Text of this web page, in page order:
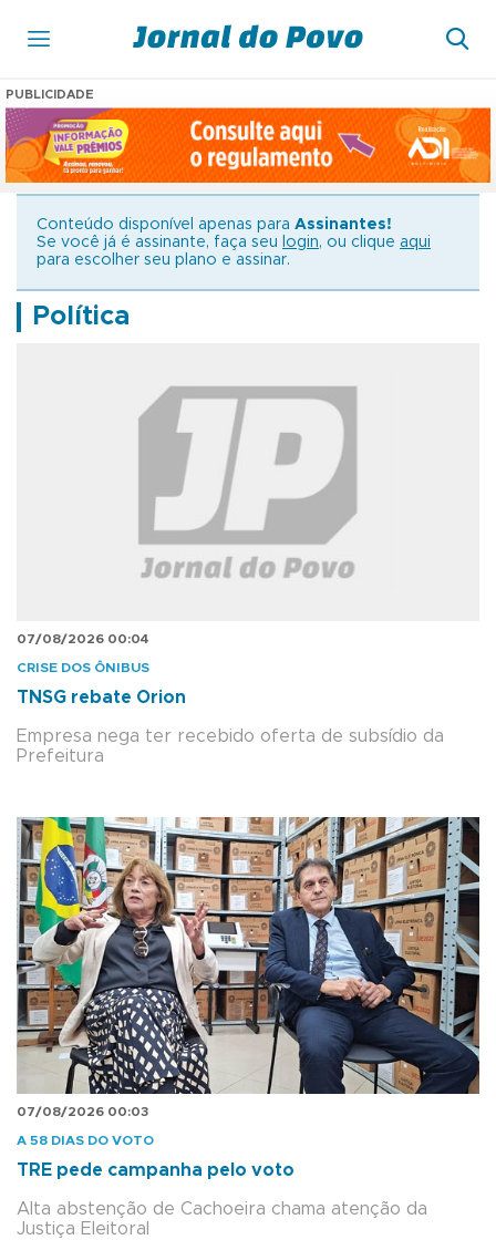
PUBLICIDADE
Conteúdo disponível apenas para Assinantes!
Se você já é assinante, faça seu
login, ou clique aqui
para escolher seu plano e assinar.
Política
07/08/2026 00:04
CRISE DOS ÔNIBUS
TNSG rebate Orion
Empresa nega ter recebido oferta de subsídio da
Prefeitura
07/08/2026 00:03
A 58 DIAS DO VOTO
TRE pede campanha pelo voto
Alta abstenção de Cachoeira chama atenção da
Justiça Eleitoral